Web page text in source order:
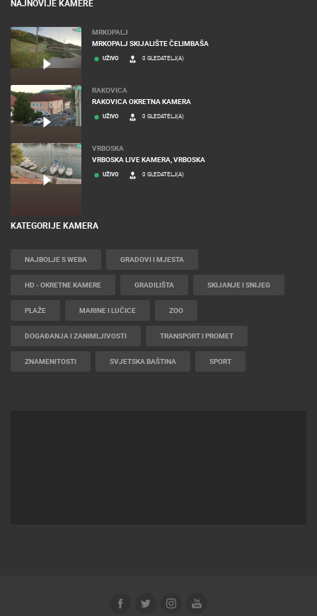
NAJNOVIJE KAMERE
MRKOPALJ
MRKOPALJ SKIJALIŠTE ČELIMBAŠA
UŽIVO 0 GLEDATELJ(A)
RAKOVICA
RAKOVICA OKRETNA KAMERA
UŽIVO 0 GLEDATELJ(A)
VRBOSKA
VRBOSKA LIVE KAMERA, VRBOSKA
UŽIVO 0 GLEDATELJ(A)
KATEGORIJE KAMERA
NAJBOLJE S WEBA GRADOVI I MJESTA
HD - OKRETNE KAMERE GRADILIŠTA SKIJANJE I SNIJEG
PLAŽE MARINE I LUČICE ZOO
DOGAĐANJA I ZANIMLJIVOSTI TRANSPORT I PROMET
ZNAMENITOSTI SVJETSKA BAŠTINA SPORT